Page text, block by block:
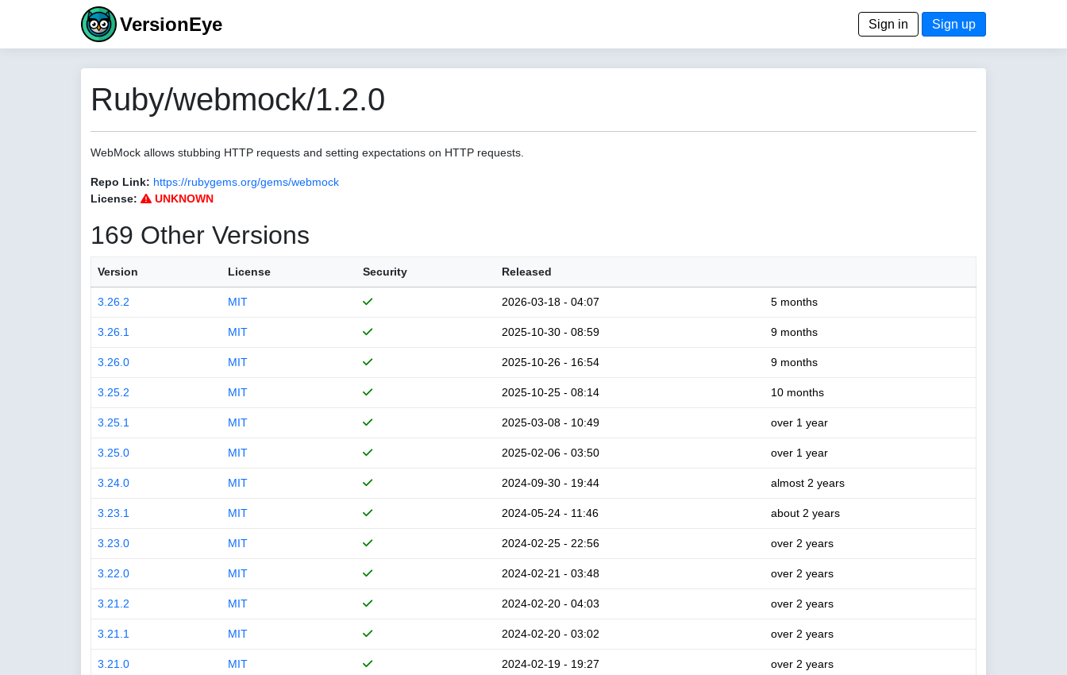
VersionEye Sign in Sign up
Ruby/webmock/1.2.0
WebMock allows stubbing HTTP requests and setting expectations on HTTP requests.
Repo Link: https://rubygems.org/gems/webmock
License:
UNKNOWN
169 Other Versions
Version License Security Released
3.26.2 MIT 2026-03-18 - 04:07 5 months
3.26.1 MIT 2025-10-30 - 08:59 9 months
3.26.0 MIT 2025-10-26 - 16:54 9 months
3.25.2 MIT 2025-10-25 - 08:14 10 months
3.25.1 MIT 2025-03-08 - 10:49 over 1 year
3.25.0 MIT 2025-02-06 - 03:50 over 1 year
3.24.0 MIT 2024-09-30 - 19:44 almost 2 years
3.23.1 MIT 2024-05-24 - 11:46 about 2 years
3.23.0 MIT 2024-02-25 - 22:56 over 2 years
3.22.0 MIT 2024-02-21 - 03:48 over 2 years
3.21.2 MIT 2024-02-20 - 04:03 over 2 years
3.21.1 MIT 2024-02-20 - 03:02 over 2 years
3.21.0 MIT 2024-02-19 - 19:27 over 2 years